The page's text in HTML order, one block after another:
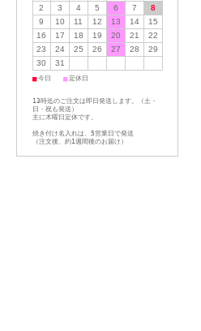
2 3 4 5 6 7
8
9
10 11 12 13 14
15
16
17 18 19 20 21
22
23
24 25 26 27 28
29
30
31
■ 今日 ■ 定休日
13時迄のご注文は即日発送します。（土・
日・祝も発送）
主に木曜日定休です。
焼き付け名入れは、5営業日で発送
（注文後、約1週間後のお届け）